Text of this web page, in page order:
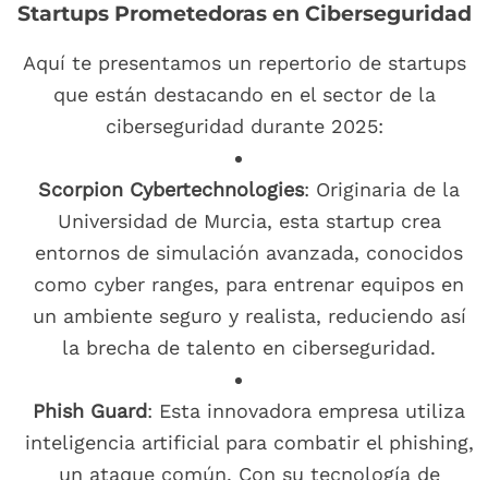
Startups Prometedoras en Ciberseguridad
Aquí te presentamos un repertorio de startups
que están destacando en el sector de la
ciberseguridad durante 2025:
Scorpion Cybertechnologies: Originaria de la
Universidad de Murcia, esta startup crea
entornos de simulación avanzada, conocidos
como cyber ranges, para entrenar equipos en
un ambiente seguro y realista, reduciendo así
la brecha de talento en ciberseguridad.
Phish Guard: Esta innovadora empresa utiliza
inteligencia artificial para combatir el phishing,
un ataque común. Con su tecnología de